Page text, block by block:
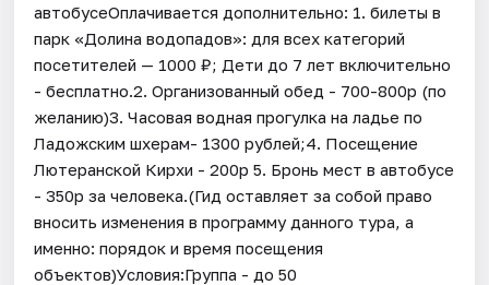
автобусеОплачивается дополнительно: 1. билеты в
парк «Долина водопадов»: для всех категорий
посетителей — 1000 ₽; Дети до 7 лет включительно
- бесплатно.2. Организованный обед - 700-800р (по
желанию)3. Часовая водная прогулка на ладье по
Ладожским шхерам- 1300 рублей;4. Посещение
Лютеранской Кирхи - 200р 5. Бронь мест в автобусе
- 350р за человека.(Гид оставляет за собой право
вносить изменения в программу данного тура, а
именно: порядок и время посещения
объектов)Условия:Группа - до 50